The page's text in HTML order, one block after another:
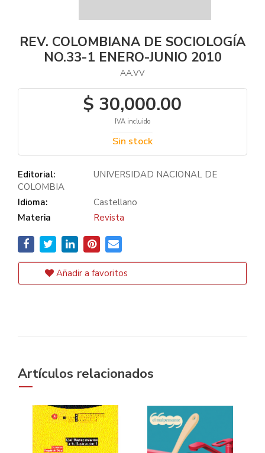
REV. COLOMBIANA DE SOCIOLOGÍA
NO.33-1 ENERO-JUNIO 2010
AA.VV
$ 30,000.00
IVA incluido
Sin stock
Editorial:
UNIVERSIDAD NACIONAL DE
COLOMBIA
Idioma:
Castellano
Materia
Revista
Añadir a favoritos
Artículos relacionados